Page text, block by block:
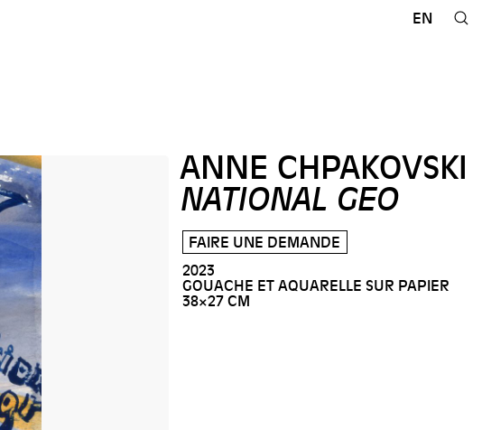
EN
ANNE CHPAKOVSKI
NATIONAL GEO
FAIRE UNE DEMANDE
2023
GOUACHE ET AQUARELLE SUR PAPIER
38×27 CM